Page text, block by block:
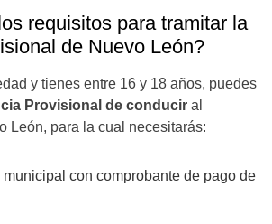
requisitos para tramitar la
de Nuevo León?
y tienes entre 16 y 18 años, puedes
Provisional de conducir al
León, para la cual necesitarás:
con comprobante de pago de